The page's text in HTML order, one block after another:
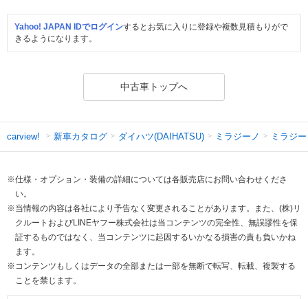
Yahoo! JAPAN IDでログインするとお気に入りに登録や複数見積もりがで
きるようになります。
中古車トップへ
carview! 新車カタログ ダイハツ(DAIHATSU) ミラジーノ ミラジ
※仕様・オプション・装備の詳細については各販売店にお問い合わせくださ
い。
※当情報の内容は各社により予告なく変更されることがあります。また、(株)リ
クルートおよびLINEヤフー株式会社は当コンテンツの完全性、無誤謬性を保
証するものではなく、当コンテンツに起因するいかなる損害の責も負いかね
ます。
※コンテンツもしくはデータの全部または一部を無断で転写、転載、複製する
ことを禁じます。